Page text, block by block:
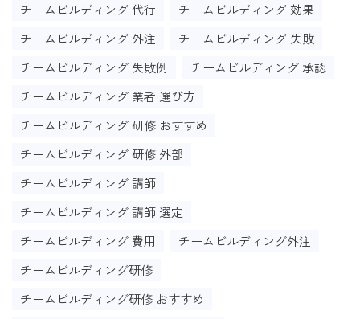
チームビルディング 代行
チームビルディング 効果
チームビルディング 外注
チームビルディング 失敗
チームビルディング 失敗例
チームビルディング 承認
チームビルディング 業者 選び方
チームビルディング 研修 おすすめ
チームビルディング 研修 外部
チームビルディング 講師
チームビルディング 講師 選定
チームビルディング 費用
チームビルディング外注
チームビルディング研修
チームビルディング研修 おすすめ